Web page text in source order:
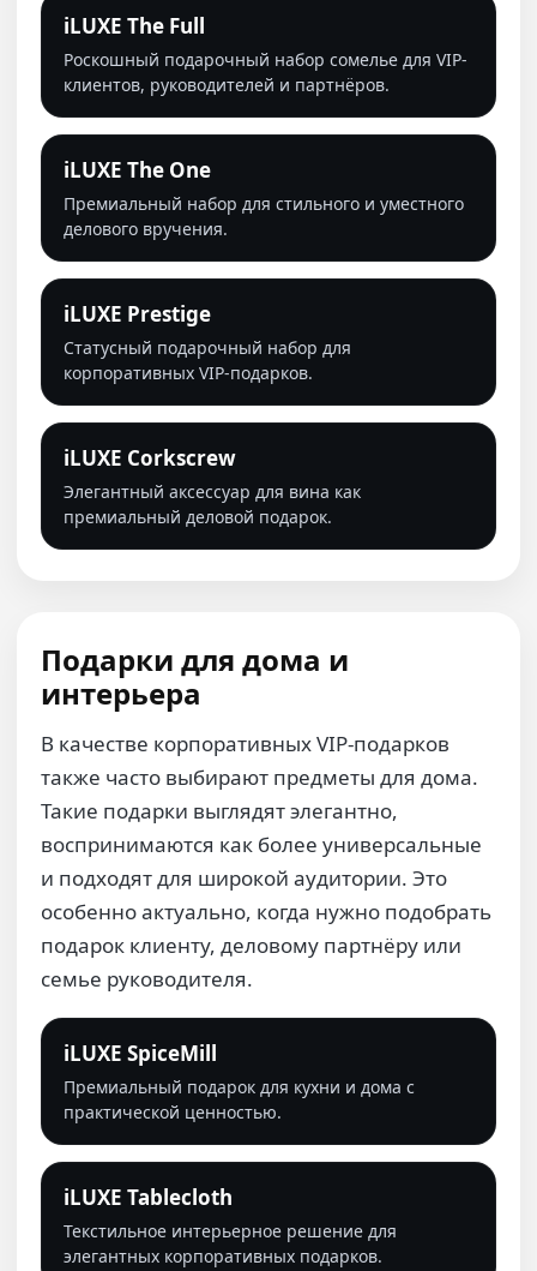
iLUXE The Full
Роскошный подарочный набор сомелье для VIP-
клиентов, руководителей и партнёров.
iLUXE The One
Премиальный набор для стильного и уместного
делового вручения.
iLUXE Prestige
Статусный подарочный набор для
корпоративных VIP-подарков.
iLUXE Corkscrew
Элегантный аксессуар для вина как
премиальный деловой подарок.
Подарки для дома и
интерьера
В качестве корпоративных VIP-подарков
также часто выбирают предметы для дома.
Такие подарки выглядят элегантно,
воспринимаются как более универсальные
и подходят для широкой аудитории. Это
особенно актуально, когда нужно подобрать
подарок клиенту, деловому партнёру или
семье руководителя.
iLUXE SpiceMill
Премиальный подарок для кухни и дома с
практической ценностью.
iLUXE Tablecloth
Текстильное интерьерное решение для
элегантных корпоративных подарков.